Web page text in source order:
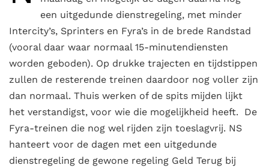
een uitgedunde dienstregeling, met minder
Intercity’s, Sprinters en Fyra’s in de brede Randstad
(vooral daar waar normaal 15-minutendiensten
worden geboden). Op drukke trajecten en tijdstippen
zullen de resterende treinen daardoor nog voller zijn
dan normaal. Thuis werken of de spits mijden lijkt
het verstandigst, voor wie die mogelijkheid heeft. De
Fyra-treinen die nog wel rijden zijn toeslagvrij. NS
hanteert voor de dagen met een uitgedunde
dienstregeling de gewone regeling Geld Terug bij